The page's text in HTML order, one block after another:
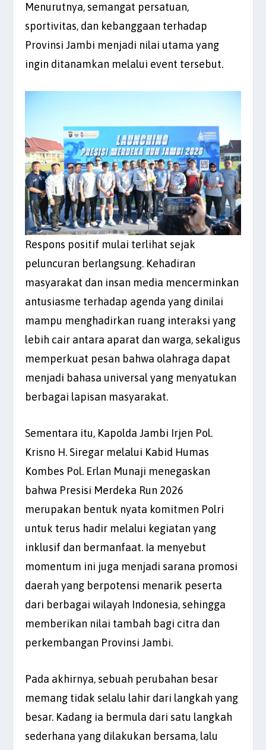
Menurutnya, semangat persatuan,
sportivitas, dan kebanggaan terhadap
Provinsi Jambi menjadi nilai utama yang
ingin ditanamkan melalui event tersebut.
Respons positif mulai terlihat sejak
peluncuran berlangsung. Kehadiran
masyarakat dan insan media mencerminkan
antusiasme terhadap agenda yang dinilai
mampu menghadirkan ruang interaksi yang
lebih cair antara aparat dan warga, sekaligus
memperkuat pesan bahwa olahraga dapat
menjadi bahasa universal yang menyatukan
berbagai lapisan masyarakat.
Sementara itu, Kapolda Jambi Irjen Pol.
Krisno H. Siregar melalui Kabid Humas
Kombes Pol. Erlan Munaji menegaskan
bahwa Presisi Merdeka Run 2026
merupakan bentuk nyata komitmen Polri
untuk terus hadir melalui kegiatan yang
inklusif dan bermanfaat. Ia menyebut
momentum ini juga menjadi sarana promosi
daerah yang berpotensi menarik peserta
dari berbagai wilayah Indonesia, sehingga
memberikan nilai tambah bagi citra dan
perkembangan Provinsi Jambi.
Pada akhirnya, sebuah perubahan besar
memang tidak selalu lahir dari langkah yang
besar. Kadang ia bermula dari satu langkah
sederhana yang dilakukan bersama, lalu